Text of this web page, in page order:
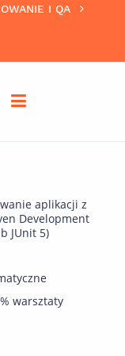
I QA
aplikacji z
Development
JUnit 5)
warsztaty